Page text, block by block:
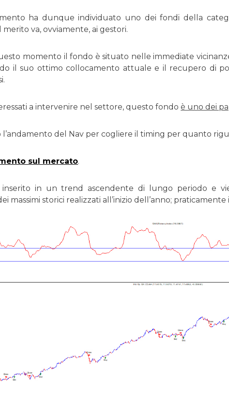
ha dunque individuato uno dei fondi della
merito va, ovviamente, ai gestori.
momento il fondo è situato nelle immediate
il suo ottimo collocamento attuale e il recupero di
a intervenire nel settore, questo fondoè uno dei
l’andamento del Nav per cogliere il timing per quanto
sul mercato.
in un trend ascendente di lungo periodo e
massimi storici realizzati all’inizio dell’anno;